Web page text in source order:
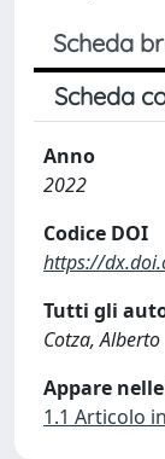
Scheda
Scheda
Anno
2022
Codice DOI
https://
Tutti gli
Cotza, Alberto
Appare
1.1 Articolo